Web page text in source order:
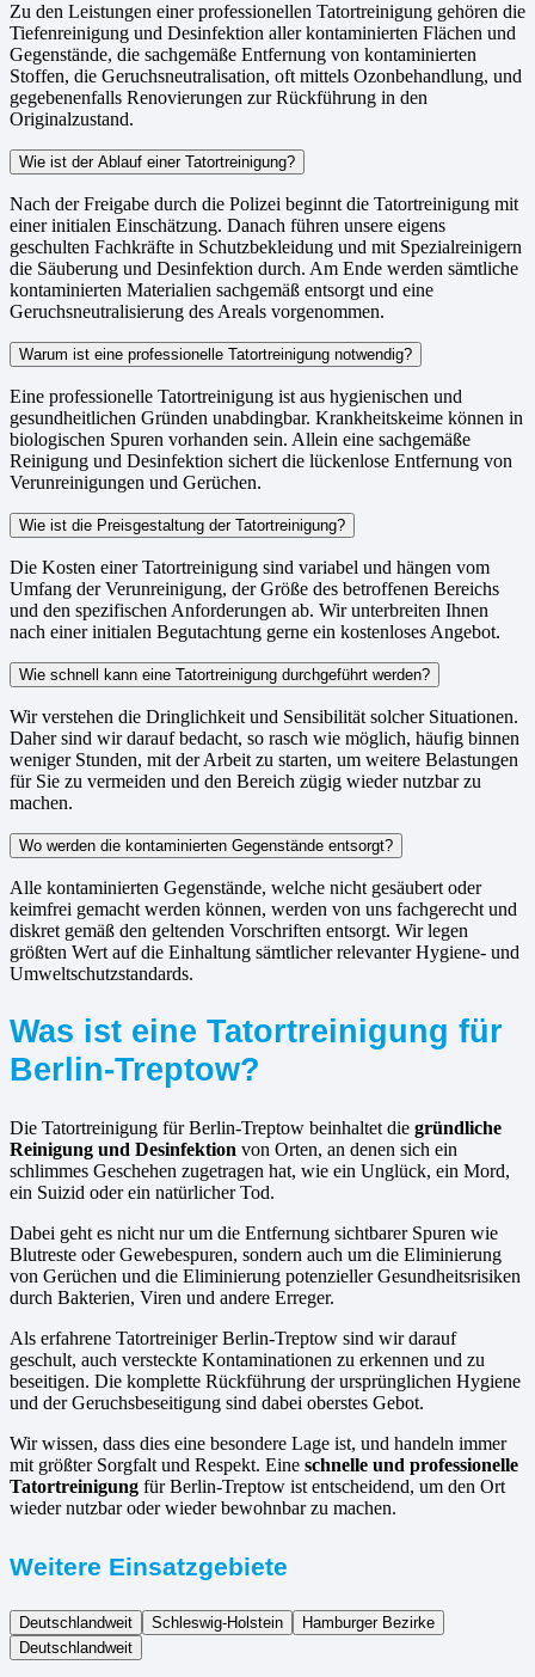
Zu den Leistungen einer professionellen Tatortreinigung gehören die
Tiefenreinigung und Desinfektion aller kontaminierten Flächen und
Gegenstände, die sachgemäße Entfernung von kontaminierten
Stoffen, die Geruchsneutralisation, oft mittels Ozonbehandlung, und
gegebenenfalls Renovierungen zur Rückführung in den
Originalzustand.
Wie ist der Ablauf einer Tatortreinigung?
Nach der Freigabe durch die Polizei beginnt die Tatortreinigung mit
einer initialen Einschätzung. Danach führen unsere eigens
geschulten Fachkräfte in Schutzbekleidung und mit Spezialreinigern
die Säuberung und Desinfektion durch. Am Ende werden sämtliche
kontaminierten Materialien sachgemäß entsorgt und eine
Geruchsneutralisierung des Areals vorgenommen.
Warum ist eine professionelle Tatortreinigung notwendig?
Eine professionelle Tatortreinigung ist aus hygienischen und
gesundheitlichen Gründen unabdingbar. Krankheitskeime können in
biologischen Spuren vorhanden sein. Allein eine sachgemäße
Reinigung und Desinfektion sichert die lückenlose Entfernung von
Verunreinigungen und Gerüchen.
Wie ist die Preisgestaltung der Tatortreinigung?
Die Kosten einer Tatortreinigung sind variabel und hängen vom
Umfang der Verunreinigung, der Größe des betroffenen Bereichs
und den spezifischen Anforderungen ab. Wir unterbreiten Ihnen
nach einer initialen Begutachtung gerne ein kostenloses Angebot.
Wie schnell kann eine Tatortreinigung durchgeführt werden?
Wir verstehen die Dringlichkeit und Sensibilität solcher Situationen.
Daher sind wir darauf bedacht, so rasch wie möglich, häufig binnen
weniger Stunden, mit der Arbeit zu starten, um weitere Belastungen
für Sie zu vermeiden und den Bereich zügig wieder nutzbar zu
machen.
Wo werden die kontaminierten Gegenstände entsorgt?
Alle kontaminierten Gegenstände, welche nicht gesäubert oder
keimfrei gemacht werden können, werden von uns fachgerecht und
diskret gemäß den geltenden Vorschriften entsorgt. Wir legen
größten Wert auf die Einhaltung sämtlicher relevanter Hygiene- und
Umweltschutzstandards.
Was ist eine Tatortreinigung für
Berlin-Treptow?
Die Tatortreinigung für Berlin-Treptow beinhaltet die gründliche
Reinigung und Desinfektion von Orten, an denen sich ein
schlimmes Geschehen zugetragen hat, wie ein Unglück, ein Mord,
ein Suizid oder ein natürlicher Tod.
Dabei geht es nicht nur um die Entfernung sichtbarer Spuren wie
Blutreste oder Gewebespuren, sondern auch um die Eliminierung
von Gerüchen und die Eliminierung potenzieller Gesundheitsrisiken
durch Bakterien, Viren und andere Erreger.
Als erfahrene Tatortreiniger Berlin-Treptow sind wir darauf
geschult, auch versteckte Kontaminationen zu erkennen und zu
beseitigen. Die komplette Rückführung der ursprünglichen Hygiene
und der Geruchsbeseitigung sind dabei oberstes Gebot.
Wir wissen, dass dies eine besondere Lage ist, und handeln immer
mit größter Sorgfalt und Respekt. Eine schnelle und professionelle
Tatortreinigung für Berlin-Treptow ist entscheidend, um den Ort
wieder nutzbar oder wieder bewohnbar zu machen.
Weitere Einsatzgebiete
Deutschlandweit Schleswig-Holstein
Hamburger Bezirke
Deutschlandweit